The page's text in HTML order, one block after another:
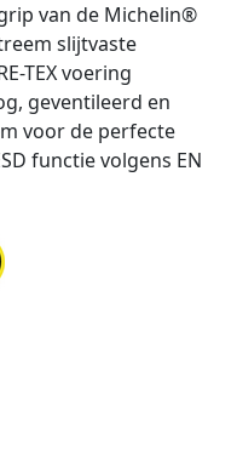
van de Michelin®
slijtvaste
TEX voering
geventileerd en
voor de perfecte
functie volgens EN